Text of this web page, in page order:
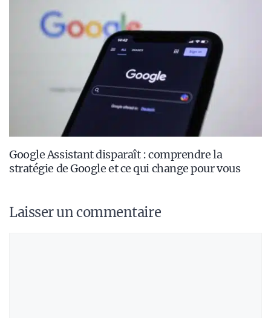
Google Assistant disparaît : comprendre la
stratégie de Google et ce qui change pour vous
Laisser un commentaire